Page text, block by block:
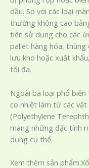
dầu. So với các loại
thường không cao
tiên sử dụng cho các
pallet hàng hóa,
lưu kho hoặc xuất
tối đa.
Ngoài ba loại phổ
co nhiệt làm từ các vật
(Polyethylene
mang những đặc tính
dụng cụ thể.
Xem thêm sản phẩm: